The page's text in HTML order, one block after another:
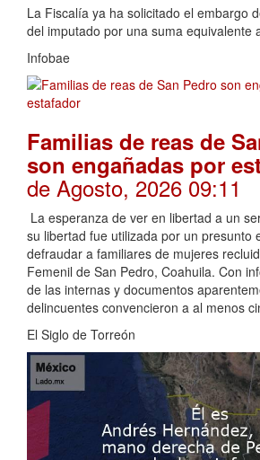
La Fiscalía ya ha solicitado el embargo
del imputado por una suma equivalente
Infobae
Familias de reas de
son engañadas por
de Agosto, 2026 09:11
La esperanza de ver en libertad a un
su libertad fue utilizada por un presunto
defraudar a familiares de mujeres
Femenil de San Pedro, Coahuila. Con
de las internas y documentos
delincuentes convencieron a al menos
El Siglo de Torreón